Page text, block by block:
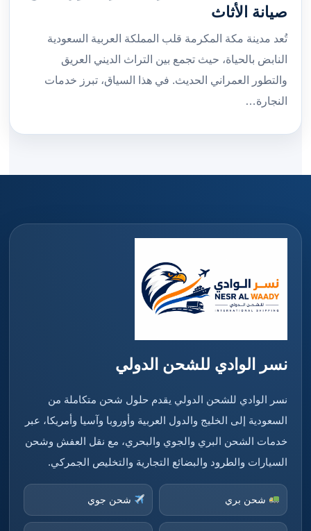
صيانة الأثاث
تُعد مدينة مكة المكرمة قلب المملكة العربية السعودية
النابض بالحياة، حيث تجمع بين التراث الديني العريق
والتطور العمراني الحديث. في هذا السياق، تبرز خدمات
النجارة…
نسر الوادي للشحن الدولي
نسر الوادي للشحن الدولي يقدم حلول شحن متكاملة من
السعودية إلى الخليج والدول العربية وأوروبا وآسيا وأمريكا، عبر
خدمات الشحن البري والجوي والبحري، مع نقل العفش وشحن
السيارات والطرود والبضائع التجارية والتخليص الجمركي.
شحن بري شحن جوي